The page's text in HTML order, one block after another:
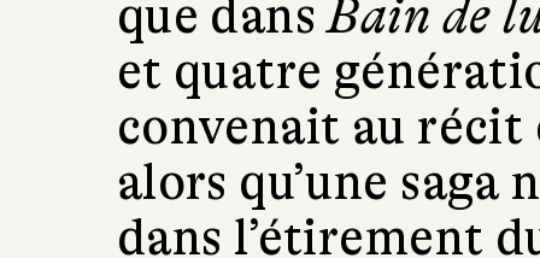
que dansBain de
et quatre
convenait au
alors qu’une saga
dans l’étirement